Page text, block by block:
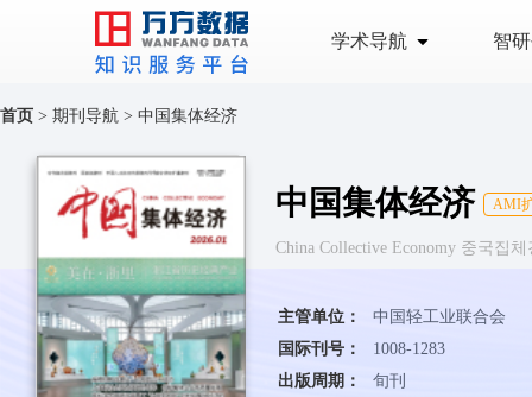
学术导航 智
首页 > 期刊导航 > 中国集体经济
中国集体经济 AMI
China Collective Economy 중국집체
主管单位：
中国轻工业联合会
国际刊号：
1008-1283
出版周期：
旬刊